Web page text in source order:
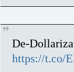
De-
https://t.co/